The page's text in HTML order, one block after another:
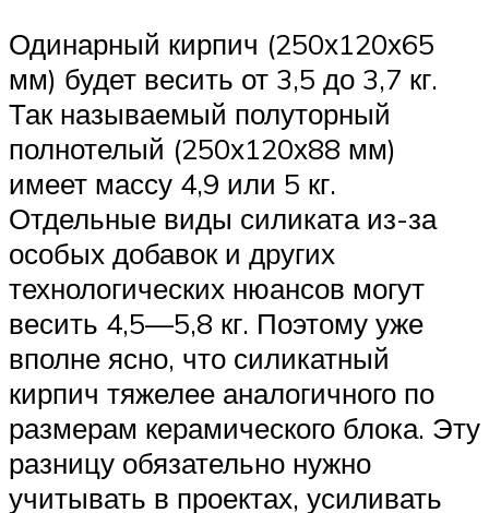
Одинарный кирпич (250х120х65
мм) будет весить от 3,5 до 3,7 кг.
Так называемый полуторный
полнотелый (250х120х88 мм)
имеет массу 4,9 или 5 кг.
Отдельные виды силиката из-за
особых добавок и других
технологических нюансов могут
весить 4,5—5,8 кг. Поэтому уже
вполне ясно, что силикатный
кирпич тяжелее аналогичного по
размерам керамического блока. Эту
разницу обязательно нужно
учитывать в проектах, усиливать